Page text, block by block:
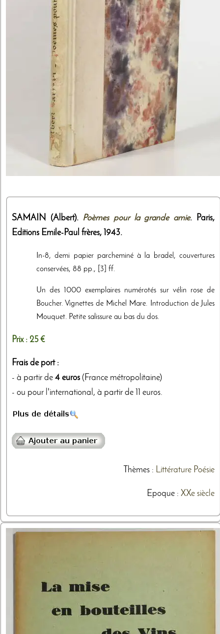
SAMAIN (Albert). Poèmes pour la grande amie. Paris,
Editions Emile-Paul frères, 1943.
In-8, demi papier parcheminé à la bradel, couvertures
conservées, 88 pp., [3] ff.
Un des 1000 exemplaires numérotés sur vélin rose de
Boucher. Vignettes de Michel Mare. Introduction de Jules
Mouquet. Petite salissure au bas du dos.
Prix : 25 €
Frais de port :
- à partir de 4 euros (France métropolitaine)
- ou pour l'international, à partir de 11 euros.
Thèmes: Littérature Poésie
Epoque : XXe siècle